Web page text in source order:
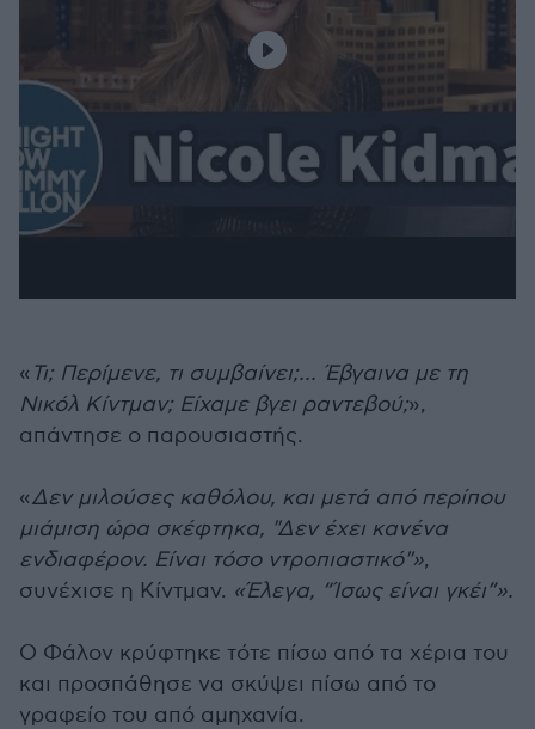
« Τι; Περίμενε, τι συμβαίνει;... Έβγαινα με τη
Νικόλ Κίντμαν; Είχαμε βγει ραντεβού;»,
απάντησε ο παρουσιαστής.
«Δεν μιλούσες καθόλου, και μετά από περίπου
μιάμιση ώρα σκέφτηκα, "Δεν έχει κανένα
ενδιαφέρον. Είναι τόσο ντροπιαστικό"»,
συνέχισε η Κίντμαν. «Έλεγα, “Ίσως είναι γκέι”».
Ο Φάλον κρύφτηκε τότε πίσω από τα χέρια του
και προσπάθησε να σκύψει πίσω από το
γραφείο του από αμηχανία.